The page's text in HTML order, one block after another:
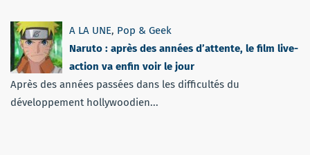
A LA UNE, Pop & Geek
Naruto : après des années d’attente, le film live-
action va enfin voir le jour
Après des années passées dans les difficultés du
développement hollywoodien...